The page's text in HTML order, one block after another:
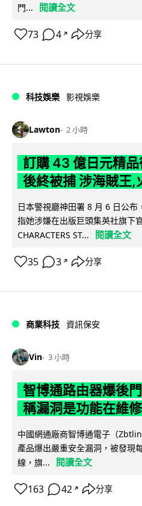
門...
閱讀全文
73 4 ↗ 分享
科技娛樂 影視娛樂
Lawton 2 小時
訂購 43 億日元精
後終被捕 涉海賊王,
日本警視廳神田署 8 月 6 日公布
指她涉嫌在出版巨頭集英社旗下
CHARACTERS ST...
閱讀全文
35 3 ↗ 分享
商業科技 資訊保安
Vin 3 小時
智博通路由器爆後
稱漏洞是功能在維
中國網通廠商智博通電子（
產品爆出嚴重安全漏洞，被發現
線，旗...
閱讀全文
163 42 ↗ 分享